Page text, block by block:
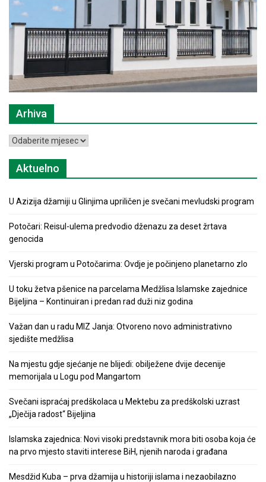
Arhiva
Arhiva
Aktuelno
U Azizija džamiji u Glinjima upriličen je svečani mevludski program
Potočari: Reisul-ulema predvodio dženazu za deset žrtava
genocida
Vjerski program u Potočarima: Ovdje je počinjeno planetarno zlo
U toku žetva pšenice na parcelama Medžlisa Islamske zajednice
Bijeljina – Kontinuiran i predan rad duži niz godina
Važan dan u radu MIZ Janja: Otvoreno novo administrativno
sjedište medžlisa
Na mjestu gdje sjećanje ne blijedi: obilježene dvije decenije
memorijala u Logu pod Mangartom
Svečani ispraćaj predškolaca u Mektebu za predškolski uzrast
„Dječija radost“ Bijeljina
Islamska zajednica: Novi visoki predstavnik mora biti osoba koja će
na prvo mjesto staviti interese BiH, njenih naroda i građana
Mesdžid Kuba – prva džamija u historiji islama i nezaobilazno